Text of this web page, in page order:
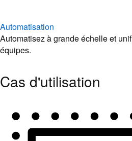
Automatisation
Automatisez à grande échelle et
équipes.
Cas d'utilisation